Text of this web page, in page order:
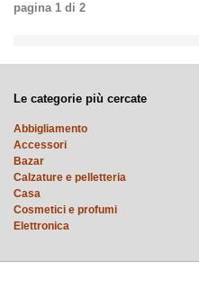
pagina 1 di 2
Le categorie più cercate
Abbigliamento
Accessori
Bazar
Calzature e pelletteria
Casa
Cosmetici e profumi
Elettronica